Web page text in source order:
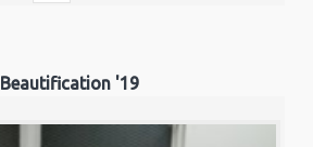
Beautification '19